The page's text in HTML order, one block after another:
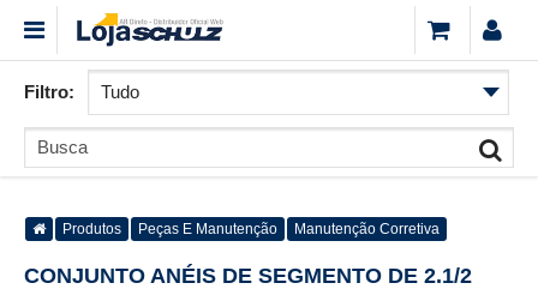
Filtro:
Produtos Peças E Manutenção Manutenção Corretiva
CONJUNTO ANÉIS DE SEGMENTO DE 2.1/2